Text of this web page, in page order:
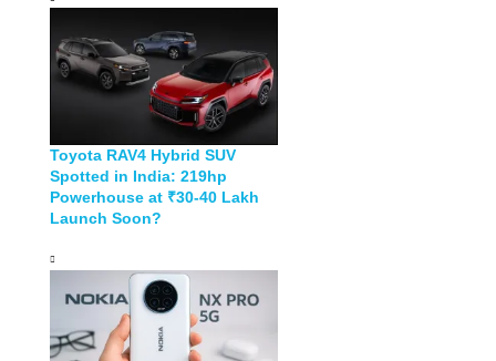
Toyota RAV4 Hybrid SUV
Spotted in India: 219hp
Powerhouse at ₹30-40 Lakh
Launch Soon?